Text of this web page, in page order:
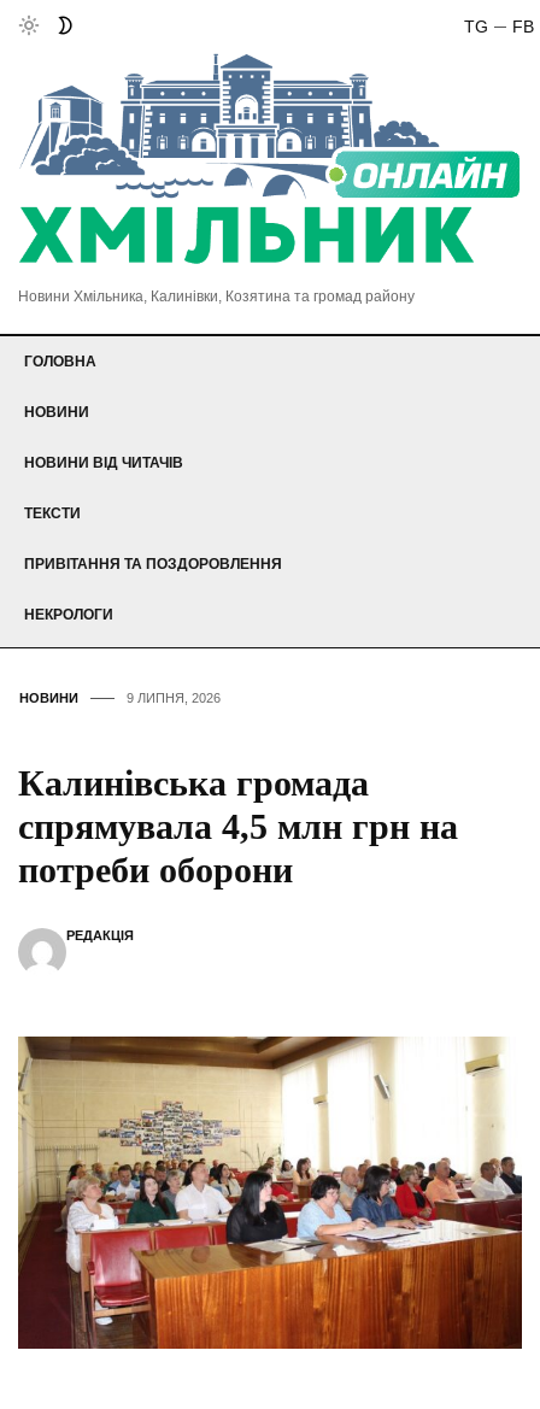
FB
TG
Новини Хмільника, Калинівки, Козятина та громад району
ГОЛОВНА
НОВИНИ
НОВИНИ ВІД ЧИТАЧІВ
ТЕКСТИ
ПРИВІТАННЯ ТА ПОЗДОРОВЛЕННЯ
НЕКРОЛОГИ
НОВИНИ 9 ЛИПНЯ, 2026
Калинівська громада
спрямувала 4,5 млн грн на
потреби оборони
РЕДАКЦІЯ